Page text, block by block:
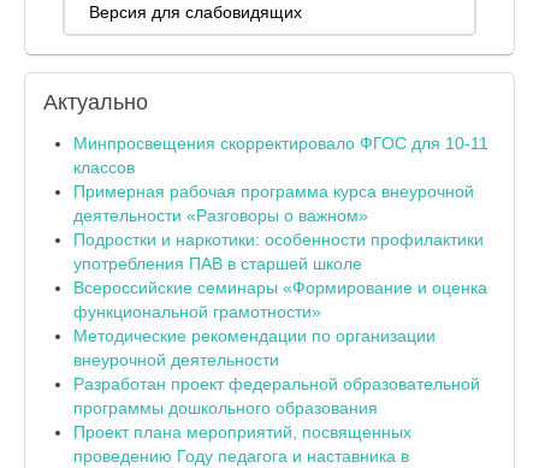
Версия для слабовидящих
Актуально
Минпросвещения скорректировало ФГОС для 10-11
классов
Примерная рабочая программа курса внеурочной
деятельности «Разговоры о важном»
Подростки и наркотики: особенности профилактики
употребления ПАВ в старшей школе
Всероссийские семинары «Формирование и оценка
функциональной грамотности»
Методические рекомендации по организации
внеурочной деятельности
Разработан проект федеральной образовательной
программы дошкольного образования
Проект плана мероприятий, посвященных
проведению Году педагога и наставника в